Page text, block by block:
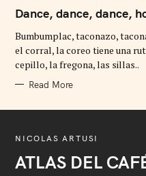
T
E
O
R
I
E
Dance, dance, dance,
Bumbumplac, taconazo,
el corral, la coreo tiene una
cepillo, la fregona, las sillas..
Read More
NICOLAS ARTUSI
ATLAS DEL